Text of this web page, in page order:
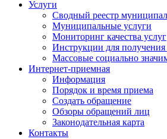
Услуги
Сводный реестр
Муниципальные услуги
Мониторинг качества услуг
Инструкции для получения
Массовые социально
Интернет-приемная
Информация
Порядок и время приема
Создать обращение
Обзоры обращений лиц
Законодательная карта
Контакты